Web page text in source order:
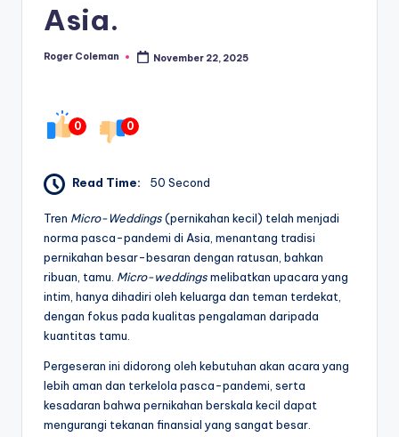
Asia.
Posted
Roger Coleman November 22, 2025
0 0
Read Time: 50 Second
Tren Micro-Weddings(pernikahan kecil) telah menjadi
norma pasca-pandemi di Asia, menantang tradisi
pernikahan besar-besaran dengan ratusan, bahkan
ribuan, tamu. Micro-weddingsmelibatkan upacara yang
intim, hanya dihadiri oleh keluarga dan teman terdekat,
dengan fokus pada kualitas pengalaman daripada
kuantitas tamu.
Pergeseran ini didorong oleh kebutuhan akan acara yang
lebih aman dan terkelola pasca-pandemi, serta
kesadaran bahwa pernikahan berskala kecil dapat
mengurangi tekanan finansial yang sangat besar.